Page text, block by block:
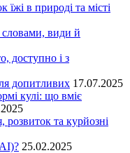
в природі та місті
словами, види й
доступно і з
допитливих 17.07.2025
кулі: що вміє
розвиток та курйозні
25.02.2025